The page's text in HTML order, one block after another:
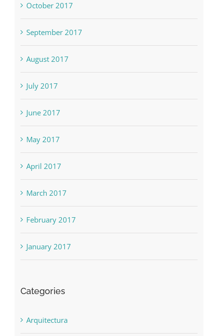
October 2017
September 2017
August 2017
July 2017
June 2017
May 2017
April 2017
March 2017
February 2017
January 2017
Categories
Arquitectura